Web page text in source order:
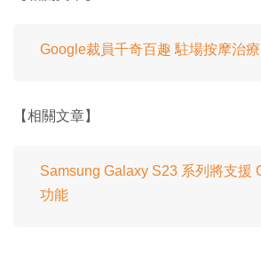
Google裁員千奇百趣 駐場按摩治
【相關文章】
Samsung Galaxy S23 系列將支援
功能